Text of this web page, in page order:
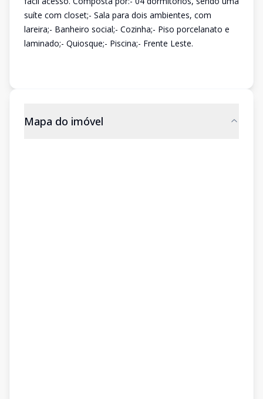
suíte com closet;- Sala para dois ambientes, com
lareira;- Banheiro social;- Cozinha;- Piso porcelanato e
laminado;- Quiosque;- Piscina;- Frente Leste.
Mapa do imóvel